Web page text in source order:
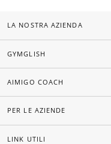
LA NOSTRA AZIENDA
GYMGLISH
AIMIGO COACH
PER LE AZIENDE
LINK UTILI